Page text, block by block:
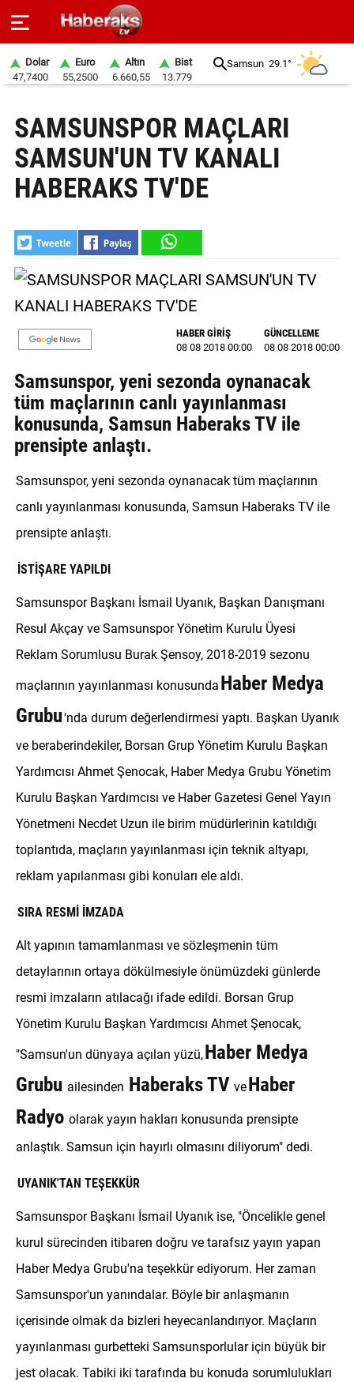
SPOR
YAŞAM
BELEDİYELER
SAĞLIK
SİYASET
EĞİTİM
GALERİ
VİDEO
YAZARLAR
BİZE
ULAŞIN
Künye
Sözleşmesi
Kullanıcı
Dolar
47,7400
Euro
55,2500
Altın
6.660,55
Bist
13.779
Samsun 29.1°
SAMSUNSPOR MAÇLARI
SAMSUN'UN TV KANALI
HABERAKS TV'DE
HABER GİRİŞ
08 08 2018 00:00
GÜNCELLEME
08 08 2018 00:00
Samsunspor, yeni sezonda oynanacak
tüm maçlarının canlı yayınlanması
konusunda, Samsun Haberaks TV ile
prensipte anlaştı.
Samsunspor, yeni sezonda oynanacak tüm maçlarının
canlı yayınlanması konusunda, Samsun Haberaks TV ile
prensipte anlaştı.
İSTİŞARE YAPILDI
Samsunspor Başkanı İsmail Uyanık, Başkan Danışmanı
Resul Akçay ve Samsunspor Yönetim Kurulu Üyesi
Reklam Sorumlusu Burak Şensoy, 2018-2019 sezonu
maçlarının yayınlanması konusunda Haber Medya
Grubu'nda durum değerlendirmesi yaptı. Başkan Uyanık
ve beraberindekiler, Borsan Grup Yönetim Kurulu Başkan
Yardımcısı Ahmet Şenocak, Haber Medya Grubu Yönetim
Kurulu Başkan Yardımcısı ve Haber Gazetesi Genel Yayın
Yönetmeni Necdet Uzun ile birim müdürlerinin katıldığı
toplantıda, maçların yayınlanması için teknik altyapı,
reklam yapılanması gibi konuları ele aldı.
SIRA RESMİ İMZADA
Alt yapının tamamlanması ve sözleşmenin tüm
detaylarının ortaya dökülmesiyle önümüzdeki günlerde
resmi imzaların atılacağı ifade edildi. Borsan Grup
Yönetim Kurulu Başkan Yardımcısı Ahmet Şenocak,
"Samsun'un dünyaya açılan yüzü,Haber Medya
Grubu ailesinden Haberaks TV veHaber
Radyo olarak yayın hakları konusunda prensipte
anlaştık. Samsun için hayırlı olmasını diliyorum" dedi.
UYANIK'TAN TEŞEKKÜR
Samsunspor Başkanı İsmail Uyanık ise, "Öncelikle genel
kurul sürecinden itibaren doğru ve tarafsız yayın yapan
Haber Medya Grubu'na teşekkür ediyorum. Her zaman
Samsunspor'un yanındalar. Böyle bir anlaşmanın
içerisinde olmak da bizleri heyecanlandırıyor. Maçların
yayınlanması gurbetteki Samsunsporlular için büyük bir
jest olacak. Tabiki iki tarafında bu konuda sorumlulukları